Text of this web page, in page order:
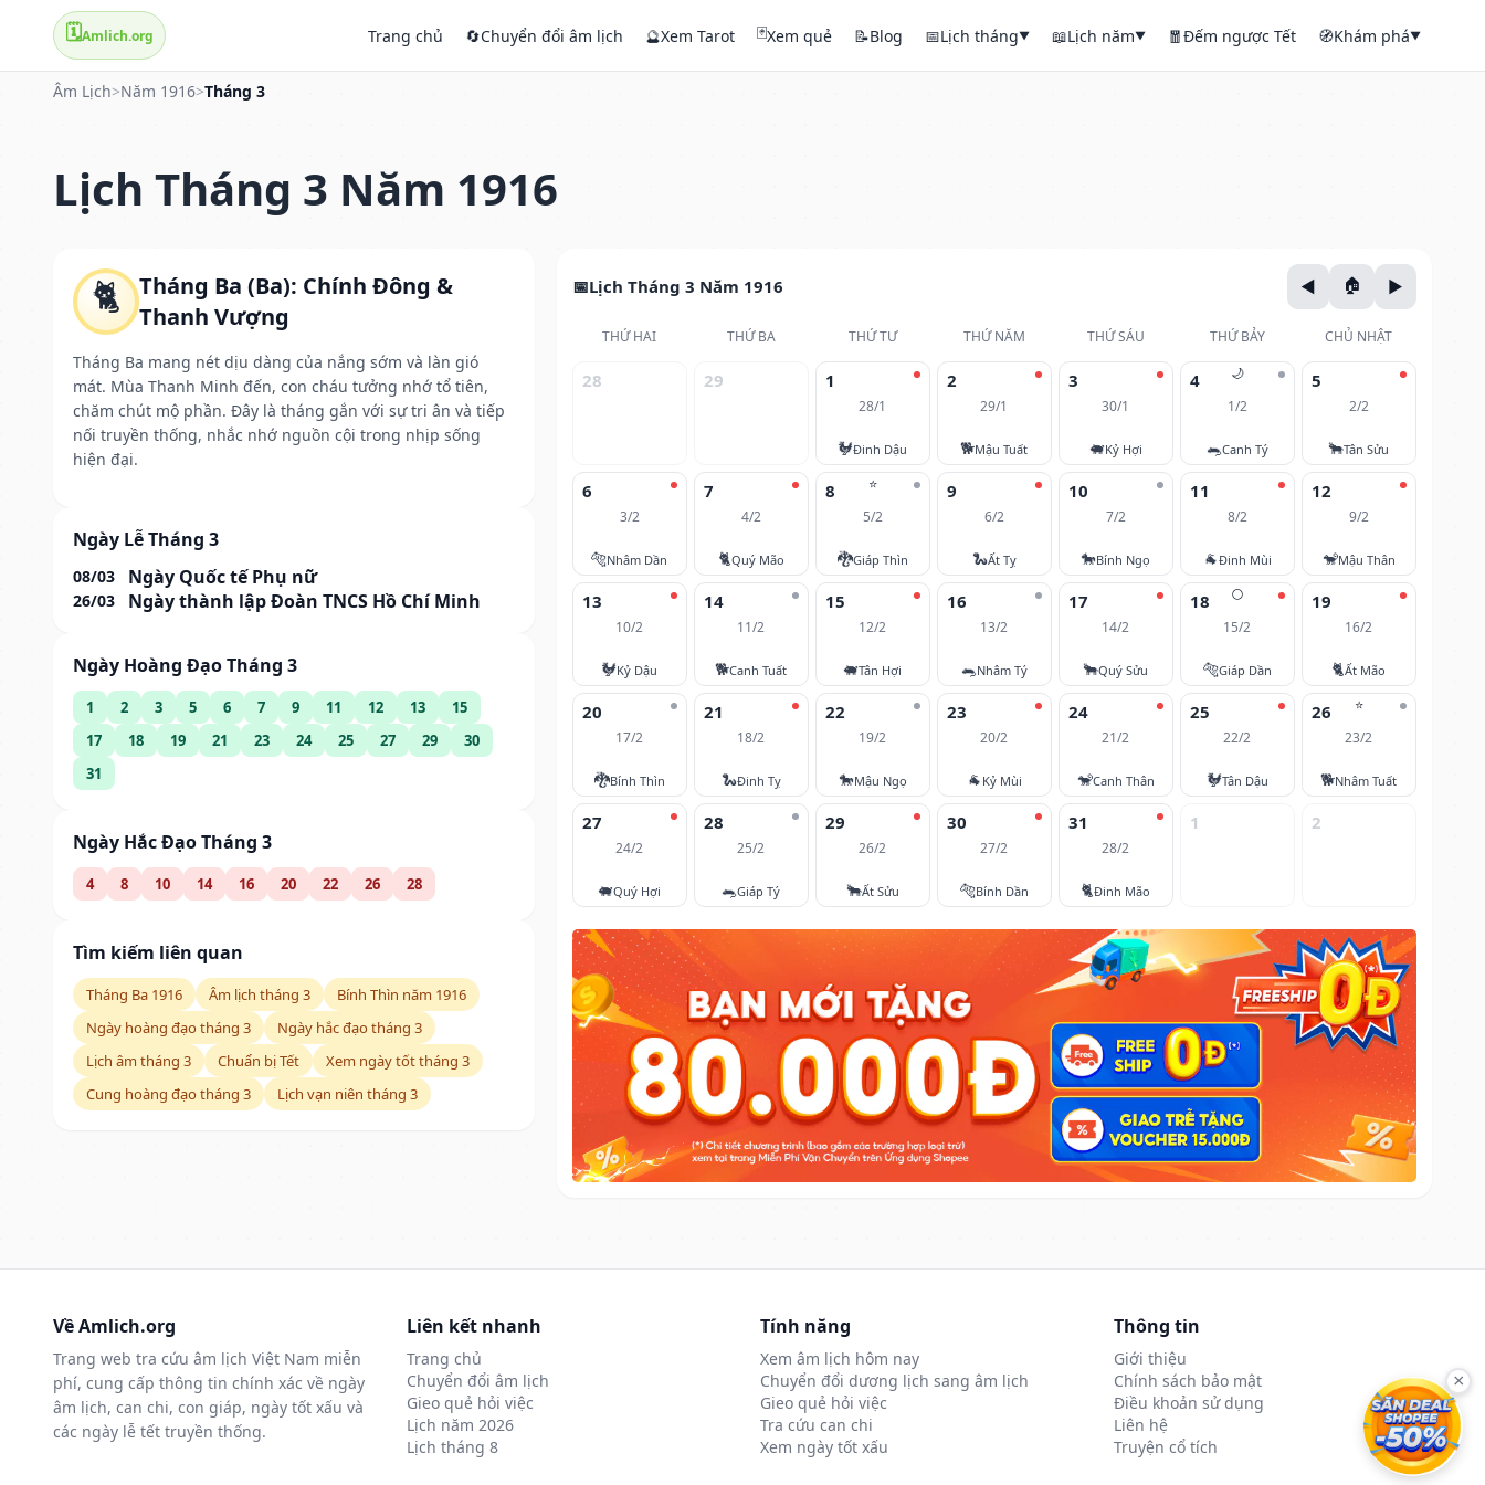
🗓️Amlich.org Trang chủ 🔄Chuyển đổi âm lịch 🔮Xem Tarot 🃏Xem quẻ 📝Blog 📅Lịch tháng▼ 📖Lịch năm▼ 🧧Đếm ngược Tết 🧭Khám phá▼
Âm Lịch>Năm 1916>Tháng 3
Lịch Tháng 3 Năm 1916
🐈
Tháng Ba (Ba): Chính Đông &
Thanh Vượng
Tháng Ba mang nét dịu dàng của nắng sớm và làn gió
mát. Mùa Thanh Minh đến, con cháu tưởng nhớ tổ tiên,
chăm chút mộ phần. Đây là tháng gắn với sự tri ân và tiếp
nối truyền thống, nhắc nhớ nguồn cội trong nhịp sống
hiện đại.
Ngày Lễ Tháng 3
08/03 Ngày Quốc tế Phụ nữ
26/03 Ngày thành lập Đoàn TNCS Hồ Chí Minh
Ngày Hoàng Đạo Tháng 3
1 2 3 5 6 7 9 11 12 13
15
17
18 19 21 23 24 25 27 29
30
31
Ngày Hắc Đạo Tháng 3
4 8 10 14 16 20 22 26 28
Tìm kiếm liên quan
Tháng Ba 1916 Âm lịch tháng 3
Bính Thìn năm 1916
Ngày hoàng đạo tháng 3
Ngày hắc đạo tháng 3
Lịch âm tháng 3
Chuẩn bị Tết
Xem ngày tốt tháng 3
Cung hoàng đạo tháng 3
Lịch vạn niên tháng 3
Lịch Tháng 3 Năm 1916
THỨ HAI THỨ BA THỨ TƯ THỨ NĂM THỨ SÁU THỨ BẢY CHỦ NHẬT
28 29 1
28/1
🐓Đinh Dậu
2
29/1
🐕Mậu Tuất
3
30/1
🐖Kỷ Hợi
🌙
4
1/2
🐀Canh Tý
5
2/2
🐂Tân Sửu
6
3/2
🐅Nhâm Dần
7
4/2
🐈Quý Mão
⭐
8
5/2
🐉Giáp Thìn
9
6/2
🐍Ất Tỵ
10
7/2
🐎Bính Ngọ
11
8/2
🐐Đinh Mùi
12
9/2
🐒Mậu Thân
13
10/2
🐓Kỷ Dậu
14
11/2
🐕Canh Tuất
15
12/2
🐖Tân Hợi
16
13/2
🐀Nhâm Tý
17
14/2
🐂Quý Sửu
🌕
18
15/2
🐅Giáp Dần
19
16/2
🐈Ất Mão
20
17/2
🐉Bính Thìn
21
18/2
🐍Đinh Tỵ
22
19/2
🐎Mậu Ngọ
23
20/2
🐐 Kỷ Mùi
24
21/2
🐒Canh Thân
25
22/2
🐓Tân Dậu
⭐
26
23/2
🐕Nhâm Tuất
27
24/2
🐖Quý Hợi
28
25/2
🐀Giáp Tý
29
26/2
🐂Ất Sửu
30
27/2
🐅Bính Dần
31
28/2
🐈Đinh Mão
1 2
Về Amlich.org
Trang web tra cứu âm lịch Việt Nam miễn
phí, cung cấp thông tin chính xác về ngày
âm lịch, can chi, con giáp, ngày tốt xấu và
các ngày lễ tết truyền thống.
Liên kết nhanh
Trang chủ
Chuyển đổi âm lịch
Gieo quẻ hỏi việc
Lịch năm 2026
Lịch tháng 8
Tính năng
Xem âm lịch hôm nay
Chuyển đổi dương lịch sang âm lịch
Gieo quẻ hỏi việc
Tra cứu can chi
Xem ngày tốt xấu
Thông tin
Giới thiệu
Chính sách bảo mật
Điều khoản sử dụng
Liên hệ
Truyện cổ tích
×